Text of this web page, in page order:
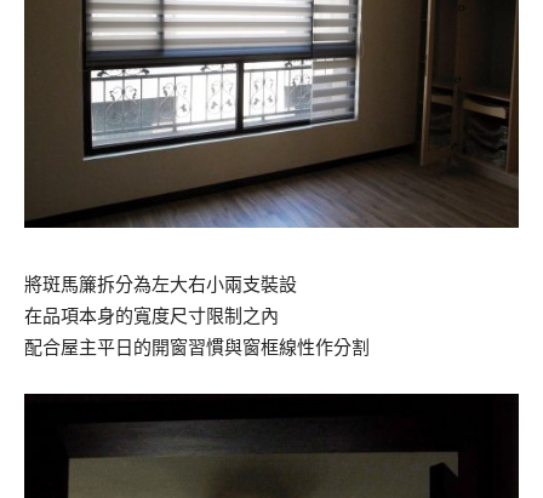
將斑馬簾拆分為左大右小兩支裝設
在品項本身的寬度尺寸限制之內
配合屋主平日的開窗習慣與窗框線性作分割